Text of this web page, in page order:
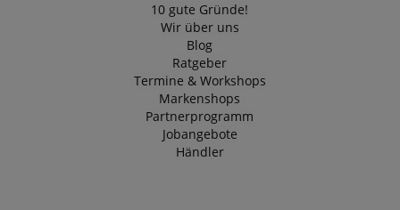
10 gute Gründe!
Wir über uns
Blog
Ratgeber
Termine & Workshops
Markenshops
Partnerprogramm
Jobangebote
Händler